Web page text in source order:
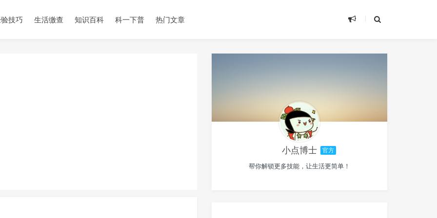
技巧 生活缴查 知识百科 科一下普 热门文章
小点博士 官方
帮你解锁更多技能，让生活更简单！